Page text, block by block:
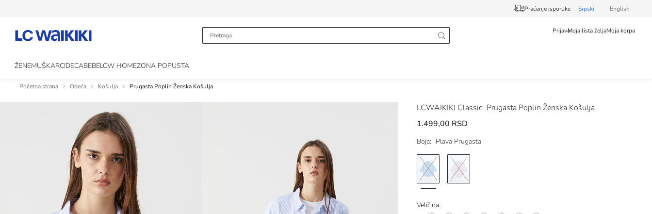
Praćenje isporuke Srpski English
PrijavaMoja lista željaMoja korpa
ŽENEMUŠKARCIDECABEBELCW HOMEZONA POPUSTA
Početna strana Odeća Košulja Prugasta Poplin Ženska Košulja
LCWAIKIKI Classic Prugasta Poplin Ženska Košulja
1.499,00 RSD
Boja: Plava Prugasta
Veličina: